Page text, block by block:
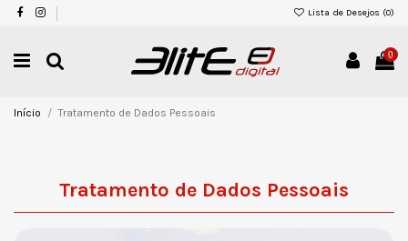
Lista de Desejos (0)
0
Início Tratamento de Dados Pessoais
Tratamento de Dados Pessoais